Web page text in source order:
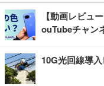
【動画レビュ
ouTubeチャン
10G光回線導